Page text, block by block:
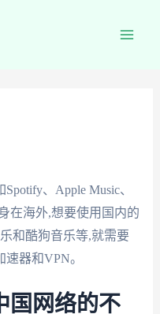
、Apple Music、
在海外,想要使用国内的
和酷狗音乐等,就需要
器和VPN。
国网络的不